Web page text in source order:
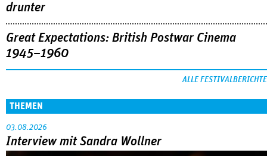
drunter
Great Expectations: British Postwar Cinema
1945–1960
ALLE FESTIVALBERICHTE
THEMEN
03.08.2026
Interview mit Sandra Wollner